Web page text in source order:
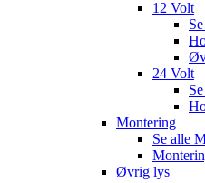
12 Volt
24 Volt
Montering
Se alle
Øvrig lys